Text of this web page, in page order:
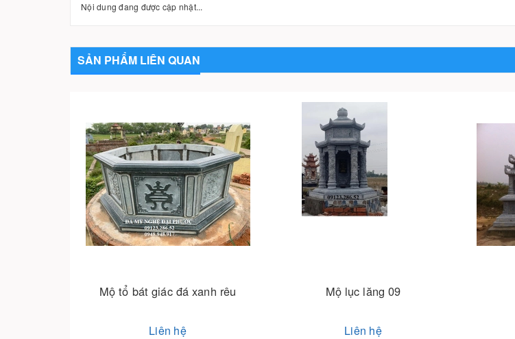
Nội dung đang được cập nhật...
SẢN PHẨM LIÊN QUAN
Mộ tổ bát giác đá xanh rêu
Liên hệ
Mộ lục lăng 09
Liên hệ